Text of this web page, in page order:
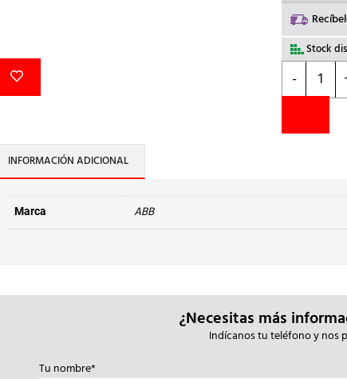
Stock
-
ABB
BLOQUE
INFORMACIÓN ADICIONAL
Marca ABB
¿Necesitas más
Indícanos tu teléfono y nos
Tu nombre*